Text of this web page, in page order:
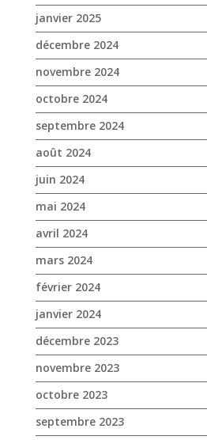
janvier 2025
décembre 2024
novembre 2024
octobre 2024
septembre 2024
août 2024
juin 2024
mai 2024
avril 2024
mars 2024
février 2024
janvier 2024
décembre 2023
novembre 2023
octobre 2023
septembre 2023